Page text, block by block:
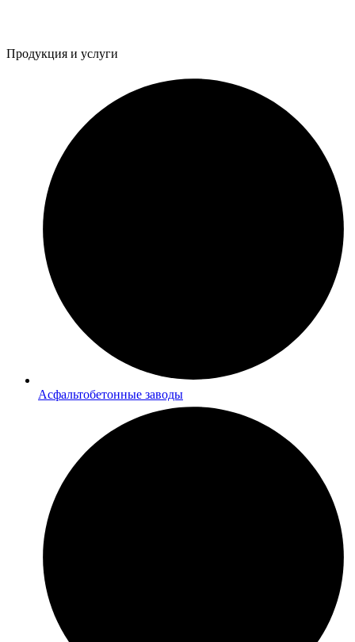
Продукция и услуги
Асфальтобетонные заводы